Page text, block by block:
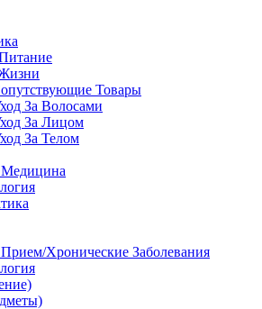
Товары
За Волосами
За Лицом
За Телом
Хронические Заболевания